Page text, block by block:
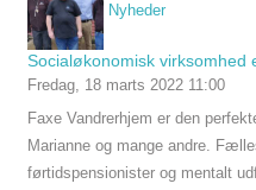
Nyheder
Socialøkonomisk virksomhed
Fredag, 18 marts 2022 11:00
Faxe Vandrerhjem er den
Marianne og mange andre.
førtidspensionister og mentalt